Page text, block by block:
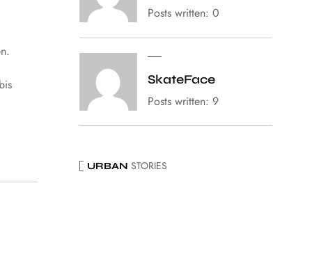
Posts written: 0
SkateFace
Posts written: 9
URBAN STORIES